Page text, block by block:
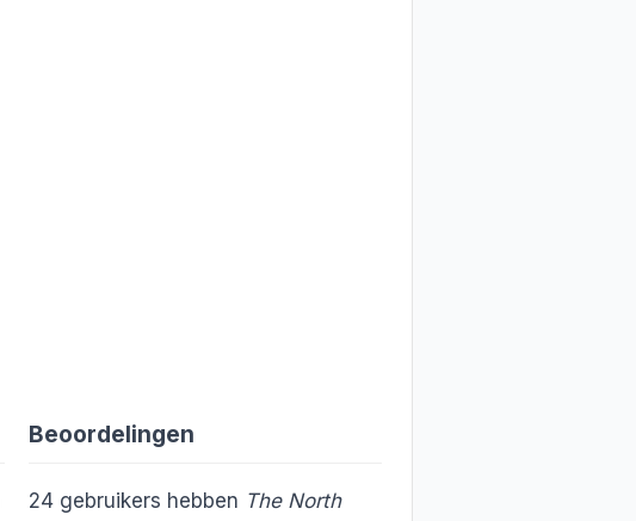
Beoordelingen
24gebruikers hebben The North